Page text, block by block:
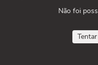
Não foi